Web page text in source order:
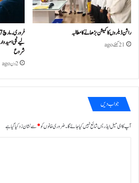
راشن ڈیلروں کا کمیشن بڑھانے کا مطالبہ
21 گھنٹے ago
شروع
2 دن ago
جواب دیں
آپ کا ای میل ایڈریس شائع نہیں کیا جائے گا۔ضروری خانوں کو*سے نشان زد کیا گیا ہے